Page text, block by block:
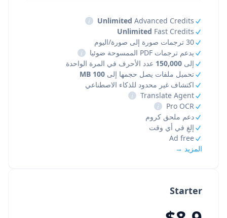
Starter
Unlimited Advanced Credits
i
Unlimited Fast Credits
30 ترجمات صورة إلى صورة/اليوم
يدعم ترجمات PDF الممسوحة ضوئيا
i
إلى 150,000 عدد الأحرف في المرة الواحدة
تحميل ملفات يصل حجمها إلى 100 MB
اكتشاف غير محدود للذكاء الاصطناعي
Translate Agent
i
Pro OCR
i
دعم ملحق كروم
إلغِ في أي وقت
Ad free
المزيد →